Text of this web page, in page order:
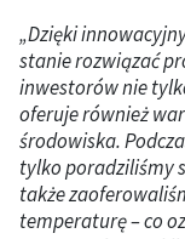
„Dzięki
stanie rozwiązać
inwestorów nie
oferuje również
środowiska.
tylko poradziliśmy
także
temperaturę – co